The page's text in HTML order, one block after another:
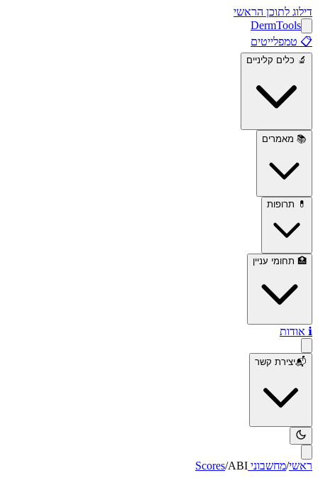
דילוג לתוכן הראשי
DermTools
📋 טמפלייטים
🔬 כלים קליניים
📚 מאמרים
💊 תרופות
🏥 תחומי עניין
ℹ️ אודות
📬יצירת קשר
ראשי/מחשבוני Scores /ABI